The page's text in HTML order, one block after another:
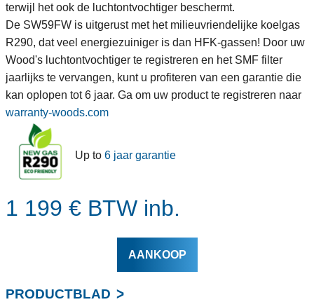
terwijl het ook de luchtontvochtiger beschermt.
De SW59FW is uitgerust met het milieuvriendelijke koelgas
R290, dat veel energiezuiniger is dan HFK-gassen! Door uw
Wood's luchtontvochtiger te registreren en het SMF filter
jaarlijks te vervangen, kunt u profiteren van een garantie die
kan oplopen tot 6 jaar. Ga om uw product te registreren naar
warranty-woods.com
Up to 6 jaar garantie
1 199 € BTW inb.
AANKOOP
PRODUCTBLAD